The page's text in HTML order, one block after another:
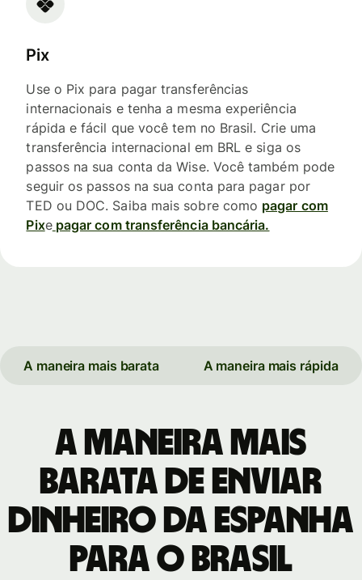
Pix
Use o Pix para pagar transferências
internacionais e tenha a mesma experiência
rápida e fácil que você tem no Brasil. Crie uma
transferência internacional em BRL e siga os
passos na sua conta da Wise. Você também pode
seguir os passos na sua conta para pagar por
TED ou DOC. Saiba mais sobre como pagar com
Pixe pagar com transferência bancária.
A maneira mais barata A maneira mais rápida
A maneira mais
barata de enviar
dinheiro da Espanha
para o Brasil